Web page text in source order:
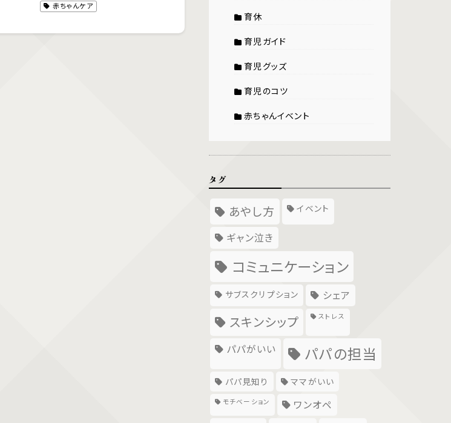
赤ちゃんケア
育休
育児ガイド
育児グッズ
育児のコツ
赤ちゃんイベント
タグ
あやし方 イベント
ギャン泣き
コミュニケーション
サブスクリプション シェア
スキンシップ ストレス
パパがいい パパの担当
パパ見知り ママがいい
モチベーション ワンオペ